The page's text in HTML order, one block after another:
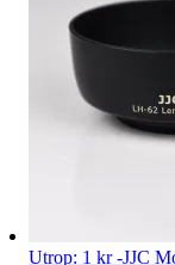
Utrop: 1 kr -JJC